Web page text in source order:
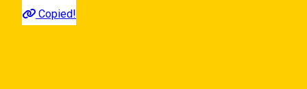
Copied!